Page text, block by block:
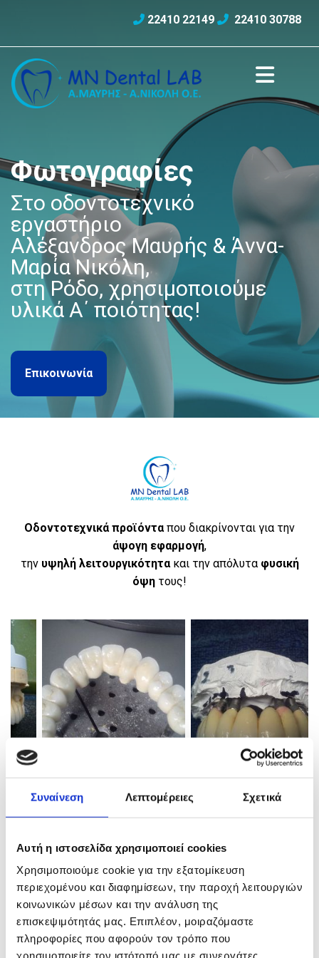
Συναίνεση Λεπτομέρειες Σχετικά
Αυτή η ιστοσελίδα χρησιμοποιεί cookies
Χρησιμοποιούμε cookie για την εξατομίκευση
περιεχομένου και διαφημίσεων, την παροχή λειτουργιών
κοινωνικών μέσων και την ανάλυση της
επισκεψιμότητάς μας. Επιπλέον, μοιραζόμαστε
πληροφορίες που αφορούν τον τρόπο που
χρησιμοποιείτε τον ιστότοπό μας με συνεργάτες
 22410 22149  22410 30788
Φωτογραφίες
Στο οδοντοτεχνικό
εργαστήριο
Αλέξανδρος Μαυρής & Άννα-
Μαρία Νικόλη,
στη Ρόδο, χρησιμοποιούμε
υλικά Α΄ ποιότητας!
Eπικοινωνία
Οδοντοτεχνικά προϊόνταπου διακρίνονται για την
άψογη εφαρμογή,
την υψηλή λειτουργικότητακαι την απόλυτα φυσική
όψη τους!